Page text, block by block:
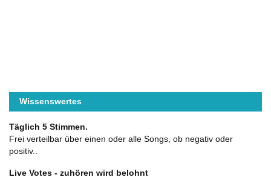
Wissenswertes
Täglich 5 Stimmen.
Frei verteilbar über einen oder alle Songs, ob negativ oder
positiv..
Live Votes - zuhören wird belohnt